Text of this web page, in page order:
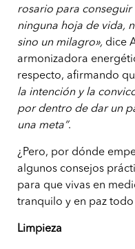
rosario para
ninguna hoja de vida,
sino un milagro», dice
armonizadora
respecto, afirmando
la intención y la
por dentro de dar un
una meta”.
¿Pero, por dónde
algunos consejos
para que vivas en
tranquilo y en paz todo
Limpieza